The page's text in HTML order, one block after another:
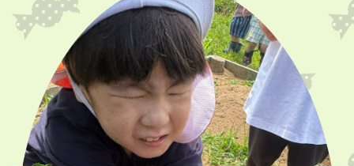
3日 (金 ) たんぽぽ：
バス園外
6
たんぽぽ：個人懇談
)
七夕パーティー
ちゅうりっぷ：個人懇談
日(水)
たんぽぽ：個人懇談
9日(木
ひまわり：よさこい
ちゅうりっぷ：個人懇談